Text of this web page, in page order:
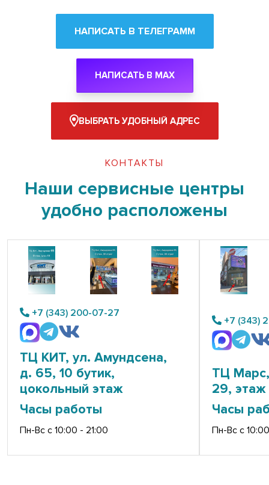
НАПИСАТЬ В ТЕЛЕГРАММ
НАПИСАТЬ В MAX
ВЫБРАТЬ УДОБНЫЙ АДРЕС
КОНТАКТЫ
Наши сервисные центры
удобно расположены
+7 (343) 200-07-27
ТЦ КИТ, ул. Амундсена,
д. 65, 10 бутик,
цокольный этаж
Часы работы
Пн-Вс с 10:00 - 21:00
+7 (343)
ТЦ
29, этаж
Часы
Пн-Вс с